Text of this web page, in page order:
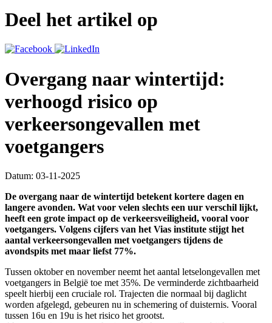
Deel het artikel op
Overgang naar wintertijd:
verhoogd risico op
verkeersongevallen met
voetgangers
Datum: 03-11-2025
De overgang naar de wintertijd betekent kortere dagen en
langere avonden. Wat voor velen slechts een uur verschil lijkt,
heeft een grote impact op de verkeersveiligheid, vooral voor
voetgangers. Volgens cijfers van het Vias institute stijgt het
aantal verkeersongevallen met voetgangers tijdens de
avondspits met maar liefst 77%.
Tussen oktober en november neemt het aantal letselongevallen met
voetgangers in België toe met 35%. De verminderde zichtbaarheid
speelt hierbij een cruciale rol. Trajecten die normaal bij daglicht
worden afgelegd, gebeuren nu in schemering of duisternis. Vooral
tussen 16u en 19u is het risico het grootst.